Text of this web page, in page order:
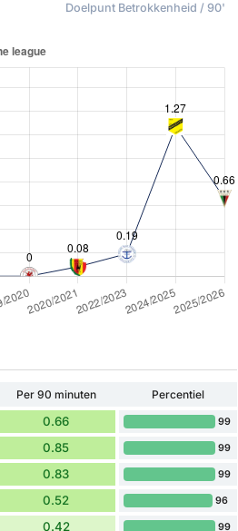
Doelpunt Betrokkenheid / 90'
Per 90 minuten
Percentiel
0.66 99
0.85 99
0.83 99
0.52 96
0.42 99